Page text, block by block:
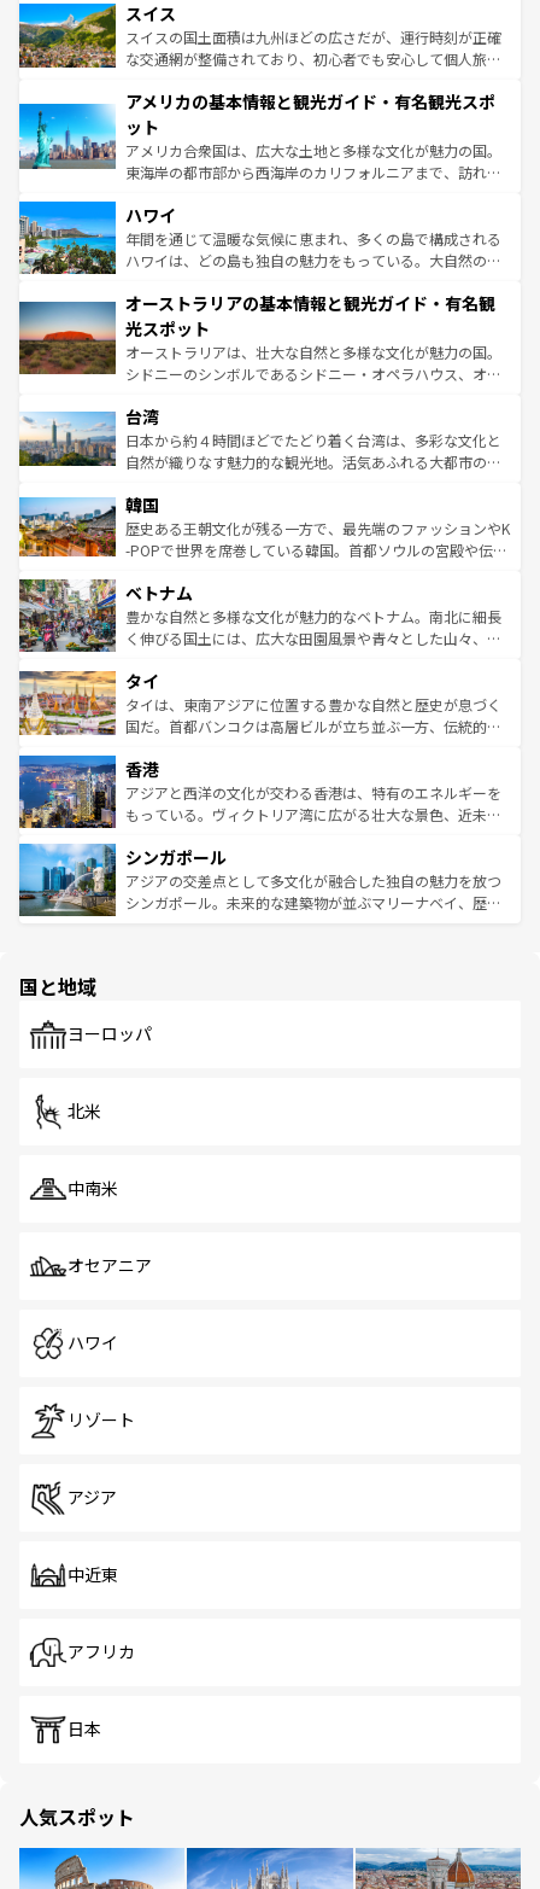
れる地方に足を運ぶとそれぞれで全く異なる文化を体験で
きるだろう。 なお、新着のフランス情報はコンテンツ一覧
を参照してほしい。
は、お酒好きな人にはぜひ体験してほしい。 なお、新着の
ドイツ情報はコンテンツ一覧を参照してほしい。
リアごとに異なる魅力がある。また、優雅なアフタヌーン
ティー、ビール好きにはたまらない英国パブ、サッカー観
戦など、本場だからこそできる体験も豊富。イギリスを旅
ンツ一覧を参照してほしい。
スイス
スイスの国土面積は九州ほどの広さだが、運行時刻が正確
な交通網が整備されており、初心者でも安心して個人旅行
の建物がそのまま残る町や、スイスならではのユニークな
博物館もあり、アルプス観光だけでなく町歩きも満喫する
ことができる。国民の所得が高いため物価も高いが、旅行
者向けの交通パス提供のサービスもあり、うまく活用すれ
着のスイス情報は
アメリカの基本情報と観光ガイド・有名観光スポ
ット
アメリカ合衆国は、広大な土地と多様な文化が魅力の国。
東海岸の都市部から西海岸のカリフォルニアまで、訪れる
のような巨大都市は、観光、ショッピング、エンターテイ
ンメントが詰まった刺激的なスポットだ。一方、アメリカ
西部には大自然が広がり、グランドキャニオンやイエロー
部のニューオーリンズでは、音楽と美食が融合した独特の
文化が魅力。旅行者はアメリカの各地域で異なる魅力を楽
しみながら、その多様性と豊かな歴史を感じることができ
るだろう。車でのロードトリップや列車の旅も、アメリカ
情報は
ハワイ
年間を通じて温暖な気候に恵まれ、多くの島で構成される
ハワイは、どの島も独自の魅力をもっている。大自然の神
ワイ島は見逃せない。また、定番の観光地といえばオアフ
島だが、静かな自然を求めるならマウイ島やカウアイ島が
おすすめ。エメラルドグリーンに輝く海をはじめ、豊かな
文化や歴史が息づいている。「アロハスピリット」と呼ば
人々、おいしいローカルフードやハワイアンミュージッ
ク、伝統的なフラダンスなど、すべてがハワイの魅力を彩
っている。訪れるたびに新しい発見と感動が待っているハ
はコンテンツ一覧
オーストラリアの基本情報と観光ガイド・有名観
光スポット
オーストラリアは、壮大な自然と多様な文化が魅力の国。
シドニーのシンボルであるシドニー・オペラハウス、オー
リアリーフや大陸中央部にそびえるウルル（エアーズロッ
ク）、タスマニアの美しい原生林やケアンズの熱帯雨林な
ど、見どころがたくさん。また、カフェやワイン、オージ
いる。アクティビティも充実しており、サーフィンやダイ
ビング、ハイキングなど、アウトドア好きにはたまらな
い。オーストラリアの多彩な魅力を存分に味わいつくそ
参照してほしい。
台湾
日本から約４時間ほどでたどり着く台湾は、多彩な文化と
自然が織りなす魅力的な観光地。活気あふれる大都市の台
ン）、静ひつな山岳地帯である台湾東部など、都市の喧騒
と山間の静けさが共存しており、訪れる人に新しい発見と
驚きをもたらしてくれる。また、奥深い台湾の食文化も魅
容にもいいと評判のスイーツなど、バラエティ豊かな料理
が味わえる。 なお、新着の台湾情報は コンテンツ一覧を参
照してほしい。
韓国
歴史ある王朝文化が残る一方で、最先端のファッションやK
-POPで世界を席巻している韓国。首都ソウルの宮殿や伝統
き、地方に足を延ばせば四季折々の自然美を楽しむことが
できる。そして、キムチや焼肉、絶品のストリートフード
まで、さまざまな韓国料理が待っている。夜には、韓国な
リティに包まれながら、韓国の多彩な魅力を心ゆくまで味
わってみてほしい。 なお、新着の韓国情報はコンテンツ一
覧を参照してほしい。
ベトナム
豊かな自然と多様な文化が魅力的なベトナム。南北に細長
く伸びる国土には、広大な田園風景や青々とした山々、世
急速な発展と共に伝統が息づく。ハノイの古い町並みやホ
ーチミン市のフランス統治時代の建物も、独特の雰囲気を
醸し出している。また、バラエティの豊かさとおいしさで
とつ。フォーやバインミー、ベトナムコーヒーなどは、ぜ
ひ現地で味わいたい。どの地域を訪れてもあたたかい人々
が旅行者を迎えてくれるので、きっと忘れられない旅にな
参照してほしい。
タイ
タイは、東南アジアに位置する豊かな自然と歴史が息づく
国だ。首都バンコクは高層ビルが立ち並ぶ一方、伝統的な
の活気が交差している。北部ではチェンマイなどの山岳地
帯で自然と触れ合い、南部ではプーケットやクラビの美し
いビーチでリゾート気分を楽しむことができる。タイ料理
激する。気候は一年中温暖で、どの季節にも異なる楽しみ
が待っている。親しみやすいタイの人々、仏教を中心とし
た文化、そして多様な観光資源が、訪れる旅人を魅了し続
香港
アジアと西洋の文化が交わる香港は、特有のエネルギーを
もっている。ヴィクトリア湾に広がる壮大な景色、近未来
み、どこを訪れても感動するはず。観光スポットが密集し
ており、効率よく見どころを回れるのも魅力。息をのむよ
うな絶景から文化的な体験まで、香港を存分に楽しみ尽く
シンガポール
アジアの交差点として多文化が融合した独自の魅力を放つ
シンガポール。未来的な建築物が並ぶマリーナベイ、歴史
で、ホーカーズは地元の風情を楽しめる外せないスポット
国と地域
ヨーロッパ
北米
中南米
オセアニア
ハワイ
リゾート
アジア
中近東
アフリカ
日本
人気スポット